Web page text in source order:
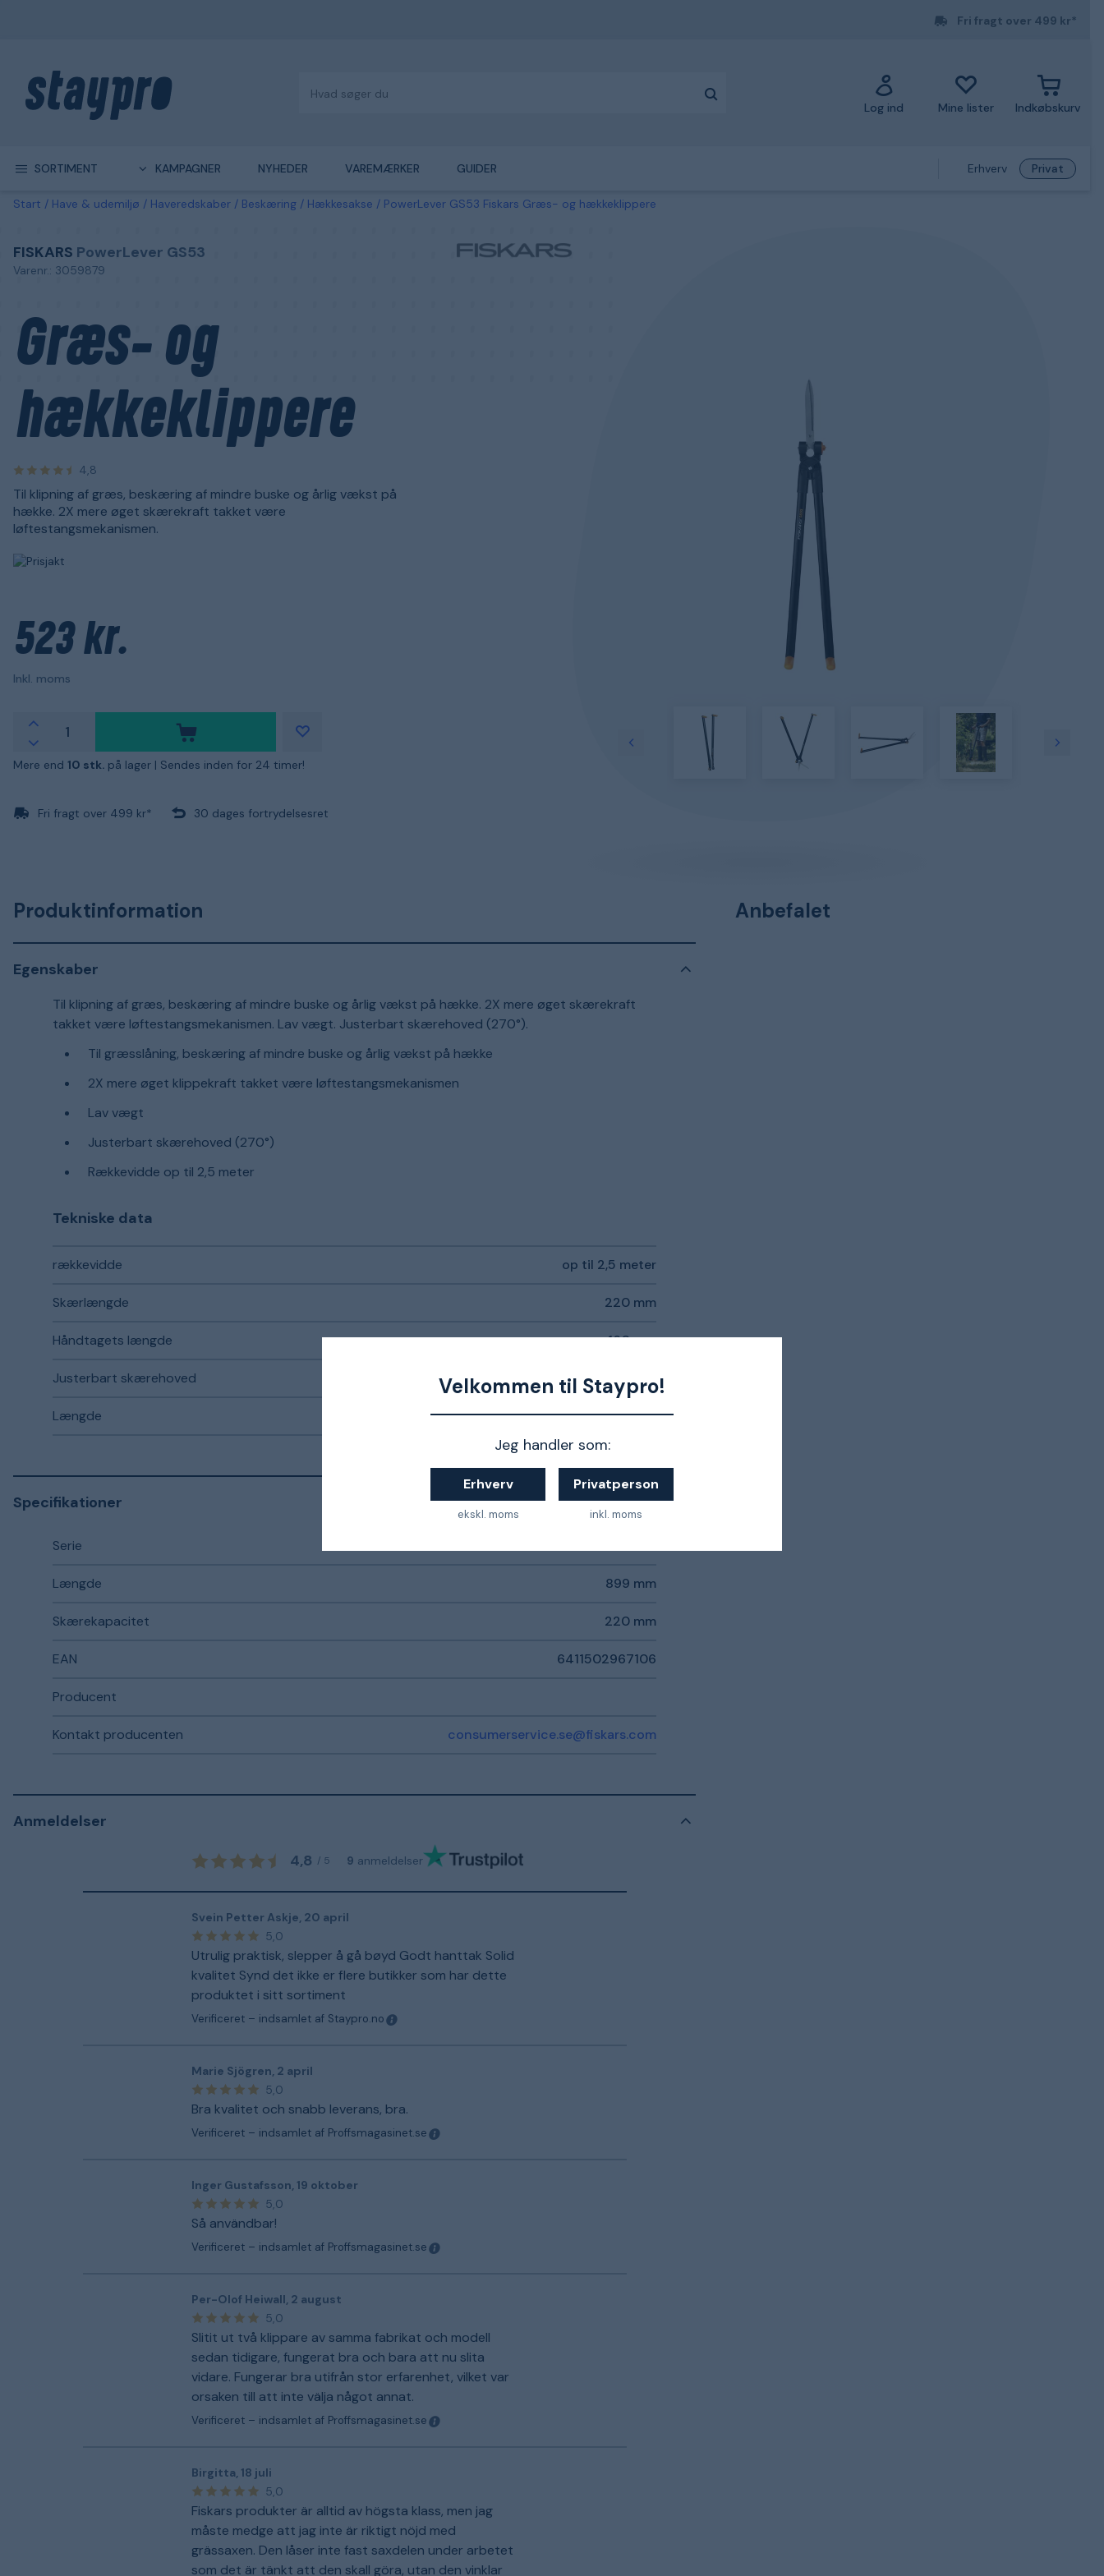
Velkommen til Staypro!
Jeg handler som:
Erhverv
ekskl. moms
Privatperson
inkl. moms
Fri fragt over 499 kr*
Log ind Mine lister Indkøbskurv
SORTIMENT KAMPAGNER NYHEDER VAREMÆRKER GUIDER Erhverv Privat
Start Have & udemiljø Haveredskaber Beskæring Hækkesakse PowerLever GS53 Fiskars Græs- og hækkeklippere
FISKARS PowerLever GS53
Varenr.: 3059879
Græs- og
hækkeklippere
4,8
Til klipning af græs, beskæring af mindre buske og årlig vækst på
hække. 2X mere øget skærekraft takket være
løftestangsmekanismen.
523 kr.
Inkl. moms
Mere end 10 stk. på lager | Sendes inden for 24 timer!
Fri fragt over 499 kr* 30 dages fortrydelsesret
Produktinformation
Egenskaber
Til klipning af græs, beskæring af mindre buske og årlig vækst på hække. 2X mere øget skærekraft
takket være løftestangsmekanismen. Lav vægt. Justerbart skærehoved (270°).
Til græsslåning, beskæring af mindre buske og årlig vækst på hække
2X mere øget klippekraft takket være løftestangsmekanismen
Lav vægt
Justerbart skærehoved (270°)
Rækkevidde op til 2,5 meter
Tekniske data
rækkevidde op til 2,5 meter
Skærlængde 220 mm
Håndtagets længde 160 mm
Justerbart skærehoved
Længde 899 mm
Specifikationer
Serie
Længde 899 mm
Skærekapacitet 220 mm
EAN 6411502967106
Producent
Kontakt producenten consumerservice.se@fiskars.com
Anmeldelser
4,8 / 5 9 anmeldelser
Svein Petter Askje, 20 april
5,0
Utrulig praktisk, slepper å gå bøyd Godt hanttak Solid
kvalitet Synd det ikke er flere butikker som har dette
produktet i sitt sortiment
Verificeret – indsamlet af Staypro.no
Marie Sjögren, 2 april
5,0
Bra kvalitet och snabb leverans, bra.
Verificeret – indsamlet af Proffsmagasinet.se
Inger Gustafsson, 19 oktober
5,0
Så användbar!
Verificeret – indsamlet af Proffsmagasinet.se
Per-Olof Heiwall, 2 august
5,0
Slitit ut två klippare av samma fabrikat och modell
sedan tidigare, fungerat bra och bara att nu slita
vidare. Fungerar bra utifrån stor erfarenhet, vilket var
orsaken till att inte välja något annat.
Verificeret – indsamlet af Proffsmagasinet.se
Birgitta, 18 juli
5,0
Fiskars produkter är alltid av högsta klass, men jag
måste medge att jag inte är riktigt nöjd med
grässaxen. Den låser inte fast saxdelen under arbetet
som det är tänkt att den skall göra, utan den vinklar
Anbefalet